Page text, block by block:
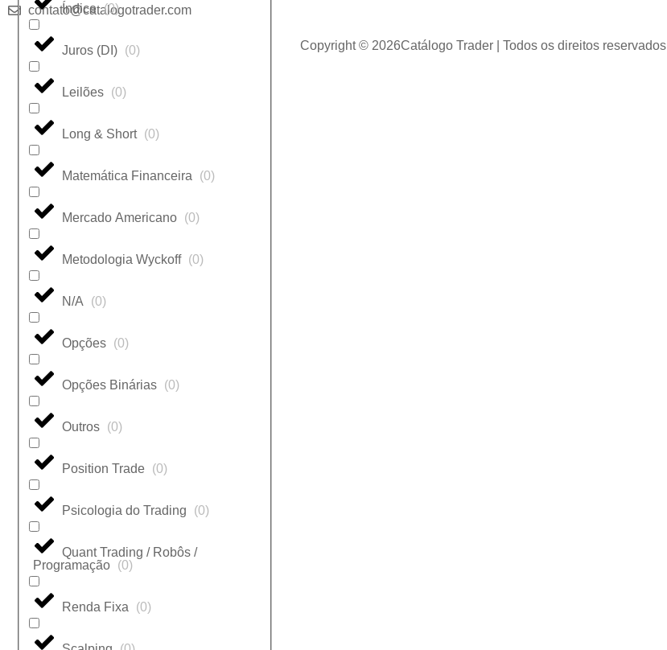
Índice (0)
Juros (DI) (0)
Leilões (0)
Long & Short (0)
Matemática Financeira (0)
Mercado Americano (0)
Metodologia Wyckoff (0)
N/A (0)
Opções (0)
Opções Binárias (0)
Outros (0)
Position Trade (0)
Psicologia do Trading (0)
Quant Trading / Robôs /
Programação (0)
Renda Fixa (0)
contato@catalogotrader.com
Copyright © 2026Catálogo Trader | Todos os direitos reservados